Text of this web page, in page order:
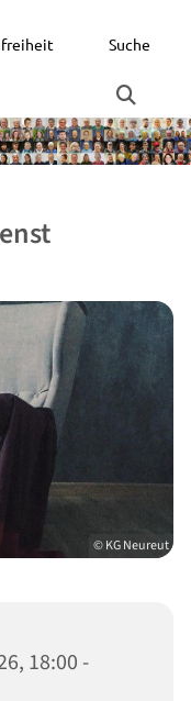
Suche
© KG Neureut
18:00 -